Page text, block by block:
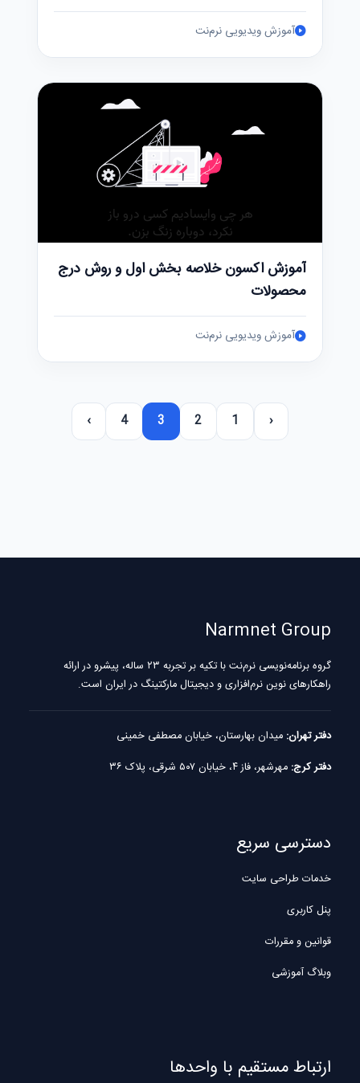
آموزش ویدیویی نرم‌نت
آموزش اکسون خلاصه بخش اول و روش درج
محصولات
آموزش ویدیویی نرم‌نت
‹
1
2
3
4
›
Narmnet Group
گروه برنامه‌نویسی نرم‌نت با تکیه بر تجربه ۲۳ ساله، پیشرو در ارائه
راهکارهای نوین نرم‌افزاری و دیجیتال مارکتینگ در ایران است.
دفتر تهران: میدان بهارستان، خیابان مصطفی خمینی
دفتر کرج: مهرشهر، فاز ۴، خیابان ۵۰۷ شرقی، پلاک ۳۶
دسترسی سریع
خدمات طراحی سایت
پنل کاربری
قوانین و مقررات
وبلاگ آموزشی
ارتباط مستقیم با واحدها